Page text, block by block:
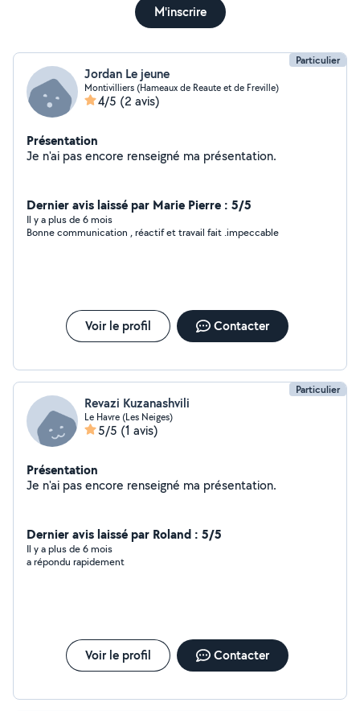
M'inscrire
Particulier
Jordan Le jeune
Montivilliers (Hameaux de Reaute et de Freville)
4/5 (2 avis)
Présentation
Je n'ai pas encore renseigné ma présentation.
Dernier avis laissé par Marie Pierre : 5/5
Il y a plus de 6 mois
Bonne communication , réactif et travail fait .impeccable
Voir le profil Contacter
Particulier
Revazi Kuzanashvili
Le Havre (Les Neiges)
5/5 (1 avis)
Présentation
Je n'ai pas encore renseigné ma présentation.
Dernier avis laissé par Roland : 5/5
Il y a plus de 6 mois
a répondu rapidement
Voir le profil Contacter